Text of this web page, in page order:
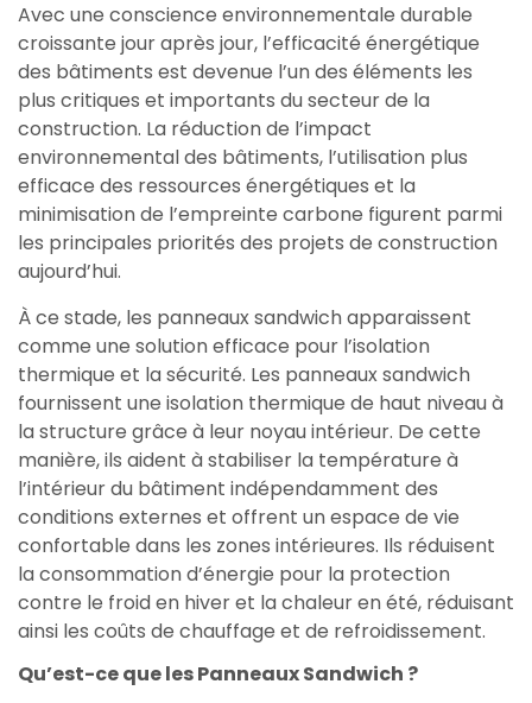
Avec une conscience environnementale durable
croissante jour après jour, l’efficacité énergétique
des bâtiments est devenue l’un des éléments les
plus critiques et importants du secteur de la
construction. La réduction de l’impact
environnemental des bâtiments, l’utilisation plus
efficace des ressources énergétiques et la
minimisation de l’empreinte carbone figurent parmi
les principales priorités des projets de construction
aujourd’hui.
À ce stade, les panneaux sandwich apparaissent
comme une solution efficace pour l’isolation
thermique et la sécurité. Les panneaux sandwich
fournissent une isolation thermique de haut niveau à
la structure grâce à leur noyau intérieur. De cette
manière, ils aident à stabiliser la température à
l’intérieur du bâtiment indépendamment des
conditions externes et offrent un espace de vie
confortable dans les zones intérieures. Ils réduisent
la consommation d’énergie pour la protection
contre le froid en hiver et la chaleur en été, réduisant
ainsi les coûts de chauffage et de refroidissement.
Qu’est-ce que les Panneaux Sandwich ?